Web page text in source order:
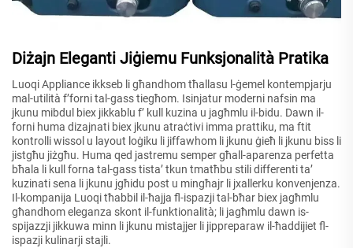
Diżajn Eleganti Jiġiemu Funksjonalità Pratika
Luoqi Appliance ikkseb li għandhom tħallasu l-ġemel kontempjarju
mal-utilità f’forni tal-gass tiegħom. Isinjatur moderni nafsin ma
jkunu mibdul biex jikkablu f’ kull kuzina u jagħmlu il-bidu. Dawn il-
forni huma dizajnati biex jkunu atraċtivi imma prattiku, ma ftit
kontrolli wissol u layout loġiku li jiffawhom li jkunu ġieħ li jkunu biss li
jistgħu jiżgħu. Huma qed jastremu semper għall-aparenza perfetta
bħala li kull forna tal-gass tista’ tkun tmatħbu stili differenti ta’
kuzinati sena li jkunu jgħidu post u mingħajr li jxallerku konvenjenza.
Il-kompanija Luoqi tħabbil il-ħajja fl-ispazji tal-bħar biex jagħmlu
għandhom eleganza skont il-funktionalità; li jagħmlu dawn is-
spijazzji jikkuwa minn li jkunu mistajjer li jippreparaw il-ħaddijiet fl-
ispazji kulinarji stajli.